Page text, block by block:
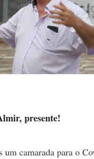
presente!
um camarada para o